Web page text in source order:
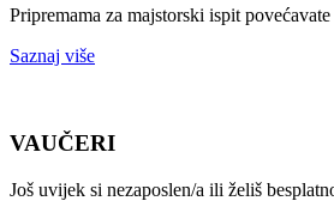
Pripremama za majstorski ispit
Saznaj više
VAUČERI
Još uvijek si nezaposlen/a ili želiš